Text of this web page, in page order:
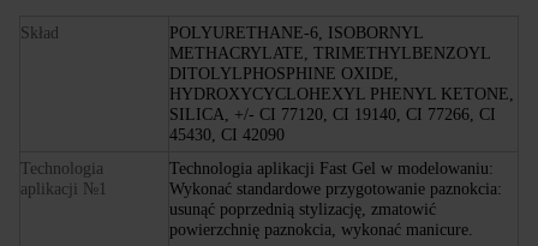
Skład
POLYURETHANE-6, ISOBORNYL
METHACRYLATE, TRIMETHYLBENZOYL
DITOLYLPHOSPHINE OXIDE,
HYDROXYCYCLOHEXYL PHENYL KETONE,
SILICA, +/- CI 77120, CI 19140, CI 77266, CI
45430, CI 42090
Technologia
aplikacji №1
Technologia aplikacji Fast Gel w modelowaniu:
Wykonać standardowe przygotowanie paznokcia:
usunąć poprzednią stylizację, zmatowić
powierzchnię paznokcia, wykonać manicure.